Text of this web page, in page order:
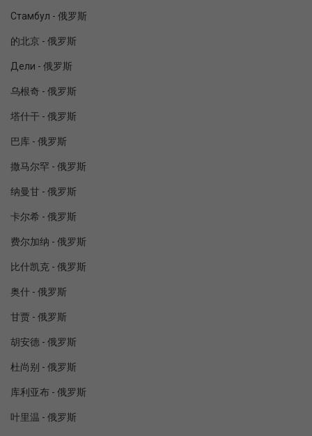
Стамбул - 俄罗斯
的北京 - 俄罗斯
Дели - 俄罗斯
乌根奇 - 俄罗斯
塔什干 - 俄罗斯
巴库 - 俄罗斯
撒马尔罕 - 俄罗斯
纳曼甘 - 俄罗斯
卡尔希 - 俄罗斯
费尔加纳 - 俄罗斯
比什凯克 - 俄罗斯
奥什 - 俄罗斯
甘贾 - 俄罗斯
胡安德 - 俄罗斯
杜尚别 - 俄罗斯
库利亚布 - 俄罗斯
叶里温 - 俄罗斯